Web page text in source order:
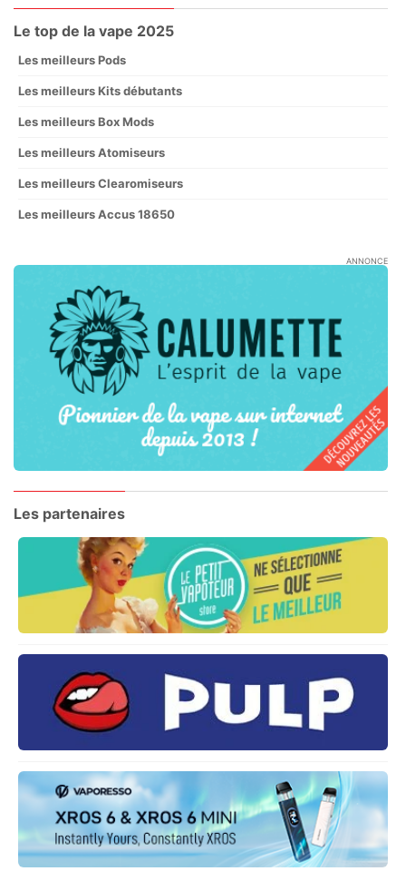
Le top de la vape 2025
Les meilleurs Pods
Les meilleurs Kits débutants
Les meilleurs Box Mods
Les meilleurs Atomiseurs
Les meilleurs Clearomiseurs
Les meilleurs Accus 18650
ANNONCE
Les partenaires